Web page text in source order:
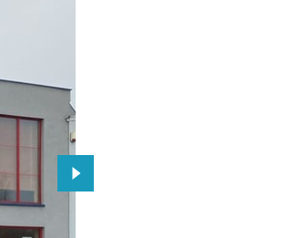
Przejdź do kolejnego zdjęcia.